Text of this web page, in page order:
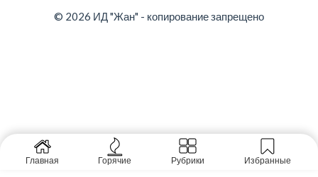
© 2026 ИД "Жан" - копирование запрещено
Главная Горячие Рубрики Избранные